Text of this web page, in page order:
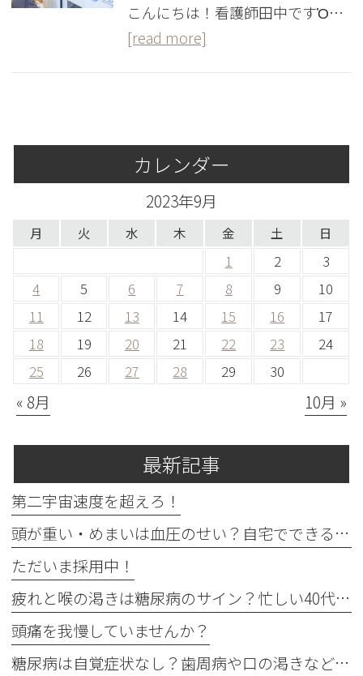
こんにちは！看護師田中ですὉ…
[read more]
カレンダー
2023年9月
月 火 水 木 金 土 日
1 2
3
4
5 6 7 8 9
10
11
12 13 14 15 16
17
18
19 20 21 22 23
24
25
26 27 28 29 30
« 8月 10月 »
最新記事
第二宇宙速度を超えろ！
頭が重い・めまいは血圧のせい？自宅でできる確認法と受診目安
ただいま採用中！
疲れと喉の渇きは糖尿病のサイン？忙しい40代の受診目安
頭痛を我慢していませんか？
糖尿病は自覚症状なし？歯周病や口の渇きなど初期サイン5つと数値